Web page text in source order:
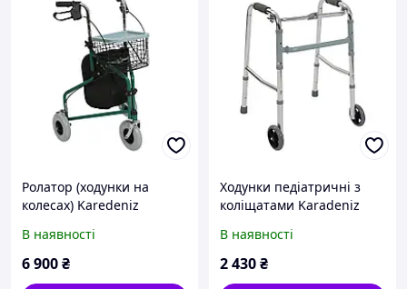
Ролатор (ходунки на
колесах) Karedeniz
В наявності
6 900₴
Ходунки педіатричні з
коліщатами Karadeniz
В наявності
2 430₴